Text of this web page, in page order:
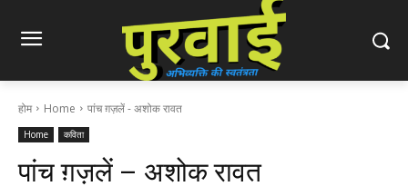
होम Home पांच ग़ज़लें - अशोक रावत
Home कविता
पांच ग़ज़लें – अशोक रावत